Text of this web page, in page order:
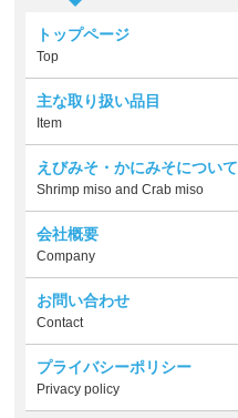
トップページ
Top
主な取り扱い品目
Item
えびみそ・かにみそについて
Shrimp miso and Crab miso
会社概要
Company
お問い合わせ
Contact
プライバシーポリシー
Privacy policy